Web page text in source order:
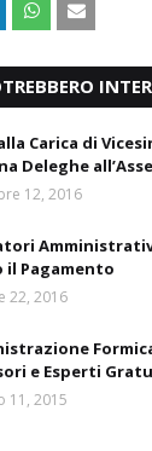
Carica di
Deleghe
12, 2016
il Pagamento
22, 2016
e Esperti
11, 2015